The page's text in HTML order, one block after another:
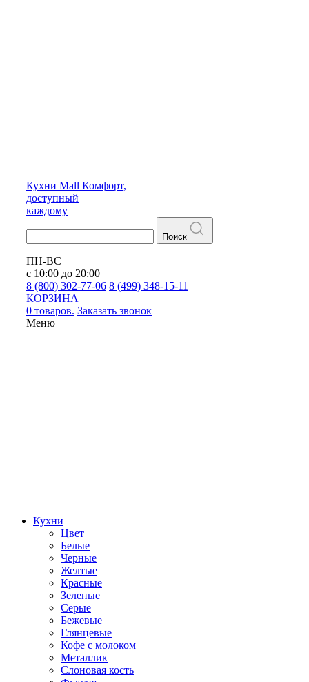
Кухни Mall Комфорт,
доступный
каждому
Поиск
ПН-ВС
с 10:00 до 20:00
8 (800) 302-77-06 8 (499) 348-15-11
КОРЗИНА
0 товаров. Заказать звонок
Меню
Кухни
Цвет
Белые
Черные
Желтые
Красные
Зеленые
Серые
Бежевые
Глянцевые
Кофе с молоком
Металлик
Слоновая кость